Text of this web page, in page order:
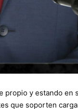
y estando en
que soporten